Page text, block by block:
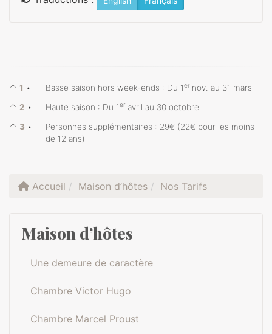
↑ 1 • Basse saison hors week-ends : Du 1er nov. au 31 mars
↑ 2 • Haute saison : Du 1er avril au 30 octobre
↑ 3 •
Personnes supplémentaires : 29€ (22€ pour les moins
de 12 ans)
Accueil Maison d’hôtes Nos Tarifs
Maison d’hôtes
Une demeure de caractère
Chambre Victor Hugo
Chambre Marcel Proust